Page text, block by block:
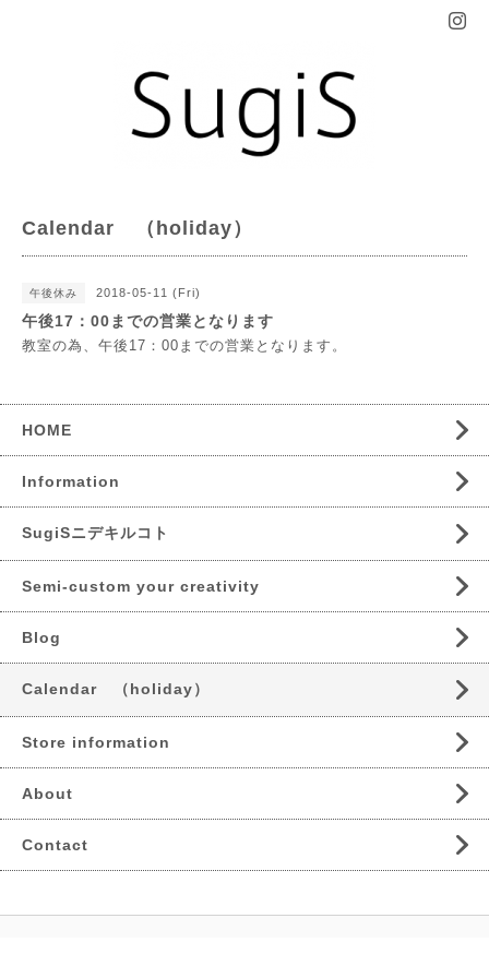
Calendar （holiday）
午後休み 2018-05-11 (Fri)
午後17：00までの営業となります
教室の為、午後17：00までの営業となります。
HOME
Information
SugiSニデキルコト
Semi-custom your creativity
Blog
Calendar （holiday）
Store information
About
Contact